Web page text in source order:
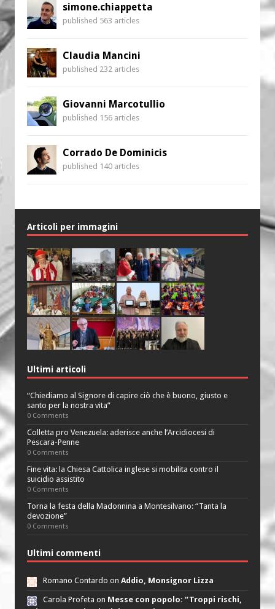
simone.chiappetta
published 563 articles
Claudia Mancini
published 232 articles
Giovanni Marcotullio
published 156 articles
Corrado De Dominicis
published 140 articles
Articoli per immagini
Ultimi articoli
“Chiediamo al Signore di capire ciò che è buono, giusto e
santo per la nostra vita”
0 Comments
Colletta pro Venezuela: aderisce anche l’Arcidiocesi di
Pescara-Penne
0 Comments
Fine vita: la Chiesa Cattolica inglese si mobilita contro il
suicidio assistito
0 Comments
Torna la festa della Madonnina a Montesilvano: “Tanta la
devozione”
0 Comments
Ultimi commenti
Romano Contardo on Addio, Monsignor Lizza
Carola Profeta on Messe con popolo: “Troppi rischi,